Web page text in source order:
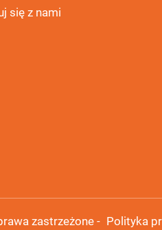
się z nami
zastrzeżone - Polityka